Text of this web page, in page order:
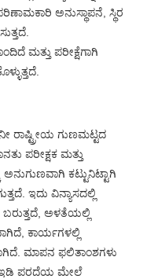
ಅನುಸ್ಥಾಪನೆ, ಸ್ಥಿರ
ಮತ್ತು ಪರೀಕ್ಷೆಗಾಗಿ
ರಾಷ್ಟ್ರೀಯ ಗುಣಮಟ್ಟದ
ಪರೀಕ್ಷಕ ಮತ್ತು
ಕಟ್ಟುನಿಟ್ಟಾಗಿ
ಇದು ವಿನ್ಯಾಸದಲ್ಲಿ
ಅಳತೆಯಲ್ಲಿ
ಕಾರ್ಯಗಳಲ್ಲಿ
ಮಾಪನ ಫಲಿತಾಂಶಗಳು
ಪರದೆಯ ಮೇಲೆ